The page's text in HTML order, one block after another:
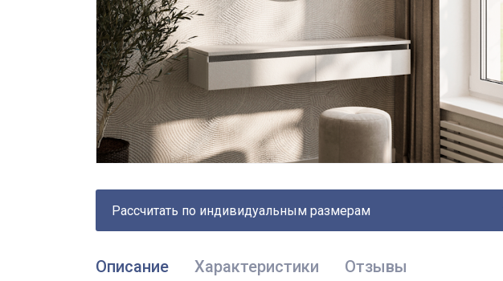
Рассчитать по индивидуальным размерам
Описание Характеристики Отзывы